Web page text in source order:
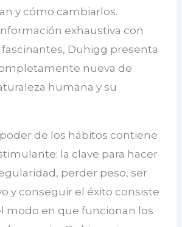
y cómo cambiarlos.
exhaustiva con
Duhigg presenta
nueva de
humana y su
poder de los hábitos contiene
la clave para hacer
perder peso, ser
y conseguir el éxito consiste
modo en que funcionan los